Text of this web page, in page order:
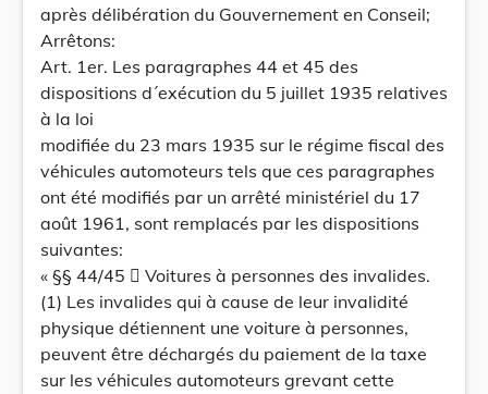
après délibération du Gouvernement en Conseil;
Arrêtons:
Art. 1er. Les paragraphes 44 et 45 des
dispositions d´exécution du 5 juillet 1935 relatives
à la loi
modifiée du 23 mars 1935 sur le régime fiscal des
véhicules automoteurs tels que ces paragraphes
ont été modifiés par un arrêté ministériel du 17
août 1961, sont remplacés par les dispositions
suivantes:
« §§ 44/45  Voitures à personnes des invalides.
(1) Les invalides qui à cause de leur invalidité
physique détiennent une voiture à personnes,
peuvent être déchargés du paiement de la taxe
sur les véhicules automoteurs grevant cette